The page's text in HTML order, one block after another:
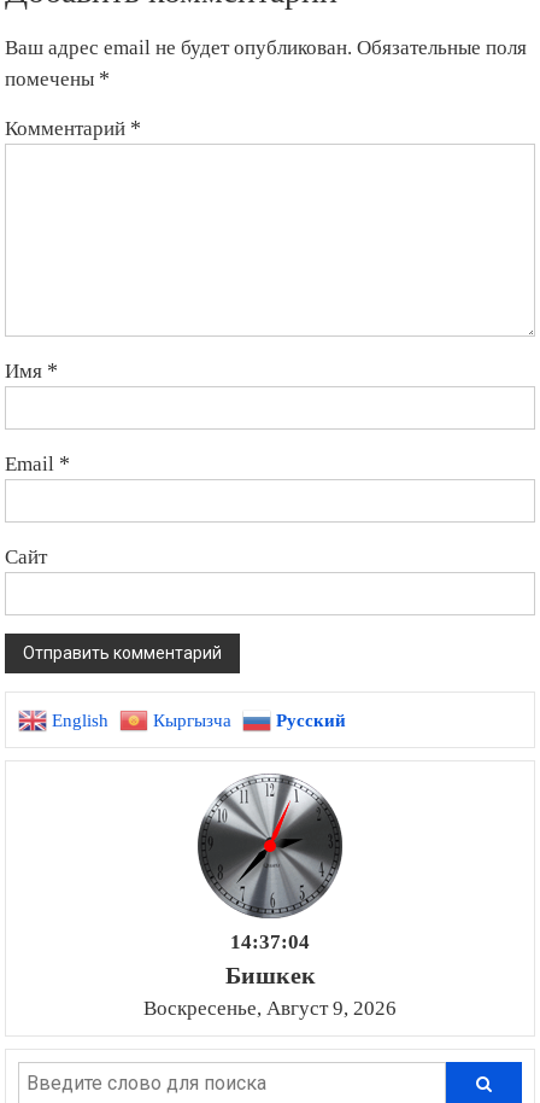
Ваш адрес email не будет опубликован. Обязательные поля
помечены *
Комментарий *
Имя *
Email *
Сайт
English Кыргызча Русский
14:37:05
Бишкек
Воскресенье, Август 9, 2026